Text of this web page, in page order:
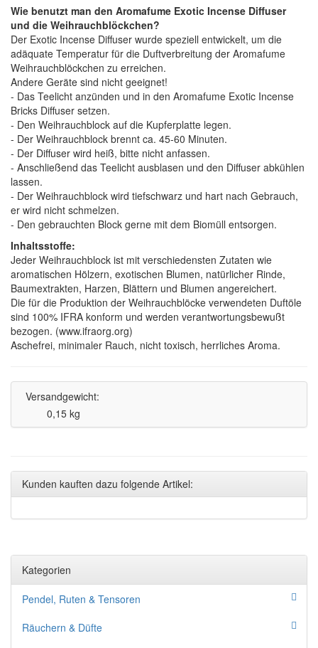
Wie benutzt man den Aromafume Exotic Incense Diffuser
und die Weihrauchblöckchen?
Der Exotic Incense Diffuser wurde speziell entwickelt, um die
adäquate Temperatur für die Duftverbreitung der Aromafume
Weihrauchblöckchen zu erreichen.
Andere Geräte sind nicht geeignet!
- Das Teelicht anzünden und in den Aromafume Exotic Incense
Bricks Diffuser setzen.
- Den Weihrauchblock auf die Kupferplatte legen.
- Der Weihrauchblock brennt ca. 45-60 Minuten.
- Der Diffuser wird heiß, bitte nicht anfassen.
- Anschließend das Teelicht ausblasen und den Diffuser abkühlen
lassen.
- Der Weihrauchblock wird tiefschwarz und hart nach Gebrauch,
er wird nicht schmelzen.
- Den gebrauchten Block gerne mit dem Biomüll entsorgen.
Inhaltsstoffe:
Jeder Weihrauchblock ist mit verschiedensten Zutaten wie
aromatischen Hölzern, exotischen Blumen, natürlicher Rinde,
Baumextrakten, Harzen, Blättern und Blumen angereichert.
Die für die Produktion der Weihrauchblöcke verwendeten Duftöle
sind 100% IFRA konform und werden verantwortungsbewußt
bezogen. (www.ifraorg.org)
Aschefrei, minimaler Rauch, nicht toxisch, herrliches Aroma.
Versandgewicht:
0,15 kg
Kunden kauften dazu folgende Artikel:
Kategorien
Pendel, Ruten & Tensoren
Räuchern & Düfte